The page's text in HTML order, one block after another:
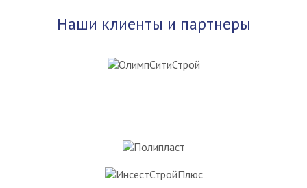
Наши клиенты и партнеры